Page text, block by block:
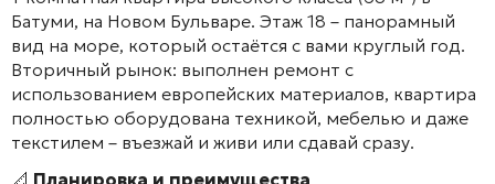
Батуми, на Новом Бульваре. Этаж 18 – панорамный
вид на море, который остаётся с вами круглый год.
Вторичный рынок: выполнен ремонт с
использованием европейских материалов, квартира
полностью оборудована техникой, мебелью и даже
текстилем – въезжай и живи или сдавай сразу.
📐 Планировка и преимущества